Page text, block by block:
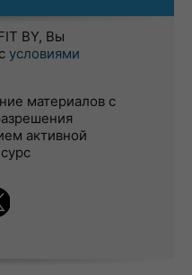
BY, Вы
условиями
материалов с
активной